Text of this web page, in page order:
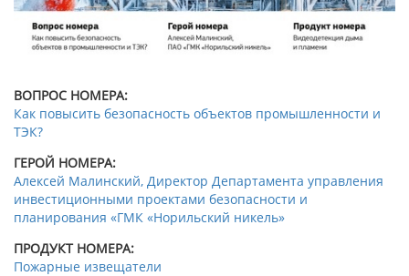
ВОПРОС НОМЕРА:
Как повысить безопасность объектов промышленности и
ТЭК?
ГЕРОЙ НОМЕРА:
Алексей Малинский, Директор Департамента управления
инвестиционными проектами безопасности и
планирования «ГМК «Норильский никель»
ПРОДУКТ НОМЕРА:
Пожарные извещатели